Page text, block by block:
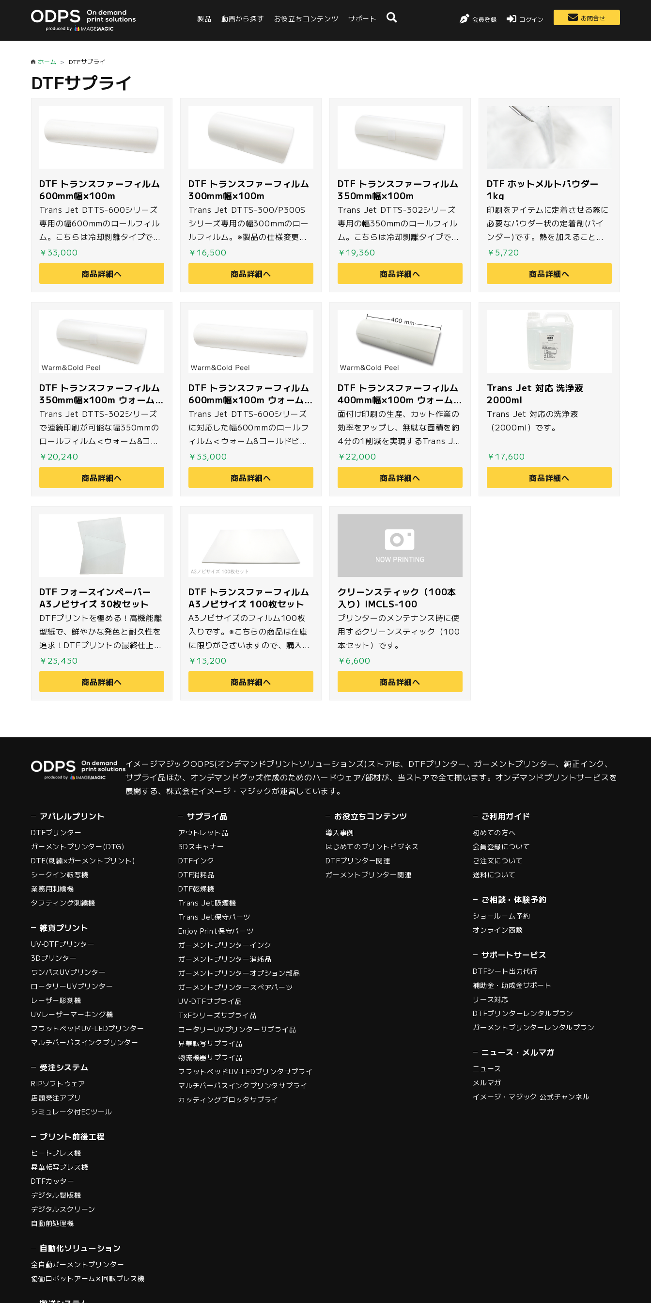
製品 動画から探す お役立ちコンテンツ サポート 会員登録 ログイン お問合せ
ホーム DTFサプライ
DTFサプライ
DTF トランスファーフィルム
600mm幅×100m
Trans Jet DTTS-600シリーズ
専用の幅600mmのロールフィル
ム。こちらは冷却剥離タイプで
す。
￥33,000
商品詳細へ
DTF トランスファーフィルム
300mm幅×100m
Trans Jet DTTS-300/P300S
シリーズ専用の幅300mmのロー
ルフィルム。※製品の仕様変更に
より、プレス後に完全冷却を待つ
ことなくフィルムを剥離すること
が可能になりました。これまで通
￥16,500
商品詳細へ
DTF トランスファーフィルム
350mm幅×100m
Trans Jet DTTS-302シリーズ
専用の幅350mmのロールフィル
ム。こちらは冷却剥離タイプで
す。
￥19,360
商品詳細へ
DTF ホットメルトパウダー
1kg
印刷をアイテムに定着させる際に
必要なパウダー状の定着剤(バイ
ンダー)です。熱を加えることで
パウダーが溶けて定着します。
￥5,720
商品詳細へ
DTF トランスファーフィルム
350mm幅×100m ウォーム&
コールドピール
Trans Jet DTTS-302シリーズ
で連続印刷が可能な幅350mmの
ロールフィルム＜ウォーム&コー
ルドピールタイプ＞です。プレス
後に冷却を待つことなくフィルム
を剥離することが可能なため生産
￥20,240
商品詳細へ
DTF トランスファーフィルム
600mm幅×100m ウォーム&
コールドピール
Trans Jet DTTS-600シリーズ
に対応した幅600mmのロールフ
ィルム＜ウォーム&コールドピー
ルタイプ＞です。プレス後に完全
冷却を待つことなくフィルムを剥
離することが可能なため生産性の
￥33,000
商品詳細へ
DTF トランスファーフィルム
400mm幅×100m ウォーム&
コールドピール
面付け印刷の生産、カット作業の
効率をアップし、無駄な面積を約
4分の1削減を実現するTrans Jet
DTTS-600/602シリーズ用幅
400mmのロールフィルム＜ウォ
ーム&コールドピールタイプ＞で
￥22,000
商品詳細へ
Trans Jet 対応 洗浄液
2000ml
Trans Jet 対応の洗浄液
（2000ml）です。
￥17,600
商品詳細へ
DTF フォースインペーパー
A3ノビサイズ 30枚セット
DTFプリントを極める！高機能離
型紙で、鮮やかな発色と耐久性を
追求！DTFプリントの最終仕上げ
プレス時に使用する離型紙で、プ
リントの発色と耐久性をより向上
させるアイテムです。特製の離型
広げます。
￥23,430
商品詳細へ
DTF トランスファーフィルム
A3ノビサイズ 100枚セット
A3ノビサイズのフィルム100枚
入りです。※こちらの商品は在庫
に限りがございますので、購入希
望の方はご注文前にお問い合わせ
ください。
￥13,200
商品詳細へ
クリーンスティック（100本
入り）IMCLS-100
プリンターのメンテナンス時に使
用するクリーンスティック（100
本セット）です。
￥6,600
商品詳細へ
イメージマジックODPS(オンデマンドプリントソリューションズ)ストアは、DTFプリンター、ガーメントプリンター、純正インク、
サプライ品ほか、オンデマンドグッズ作成のためのハードウェア/部材が、当ストアで全て揃います。オンデマンドプリントサービスを
展開する、株式会社イメージ・マジックが運営しています。
アパレルプリント
DTFプリンター
ガーメントプリンター(DTG)
DTE(刺繍×ガーメントプリント)
シークイン転写機
業務用刺繍機
タフティング刺繍機
雑貨プリント
UV-DTFプリンター
3Dプリンター
ワンパスUVプリンター
ロータリーUVプリンター
レーザー彫刻機
UVレーザーマーキング機
フラットベッドUV-LEDプリンター
マルチパーパスインクプリンター
受注システム
RIPソフトウェア
店頭受注アプリ
シミュレータ付ECツール
プリント前後工程
ヒートプレス機
昇華転写プレス機
DTFカッター
デジタル製版機
デジタルスクリーン
自動前処理機
自動化ソリューション
全自動ガーメントプリンター
協働ロボットアーム✕回転プレス機
サプライ品
アウトレット品
3Dスキャナー
DTFインク
DTF消耗品
DTF乾燥機
Trans Jet吸煙機
Trans Jet保守パーツ
Enjoy Print保守パーツ
ガーメントプリンターインク
ガーメントプリンター消耗品
ガーメントプリンターオプション部品
ガーメントプリンタースペアパーツ
UV-DTFサプライ品
TxFシリーズサプライ品
ロータリーUVプリンターサプライ品
昇華転写サプライ品
物流機器サプライ品
フラットベッドUV-LEDプリンタサプライ
マルチパーパスインクプリンタサプライ
カッティングプロッタサプライ
お役立ちコンテンツ
導入事例
はじめてのプリントビジネス
DTFプリンター関連
ガーメントプリンター関連
ご利用ガイド
初めての方へ
会員登録について
ご注文について
送料について
ご相談・体験予約
ショールーム予約
オンライン商談
サポートサービス
DTFシート出力代行
補助金・助成金サポート
リース対応
DTFプリンターレンタルプラン
ガーメントプリンターレンタルプラン
ニュース・メルマガ
ニュース
メルマガ
イメージ・マジック 公式チャンネル